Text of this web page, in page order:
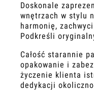
Doskonale
wnętrzach w stylu
harmonię,
Podkreśli
Całość starannie
opakowanie i
życzenie klienta
dedykacji